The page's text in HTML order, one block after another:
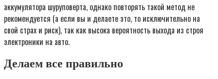
аккумулятора шуруповерта, однако повторять такой метод не
рекомендуется (а если вы и делаете это, то исключительно на
свой страх и риск), так как высока вероятность выхода из строя
электроники на авто.
Делаем все правильно